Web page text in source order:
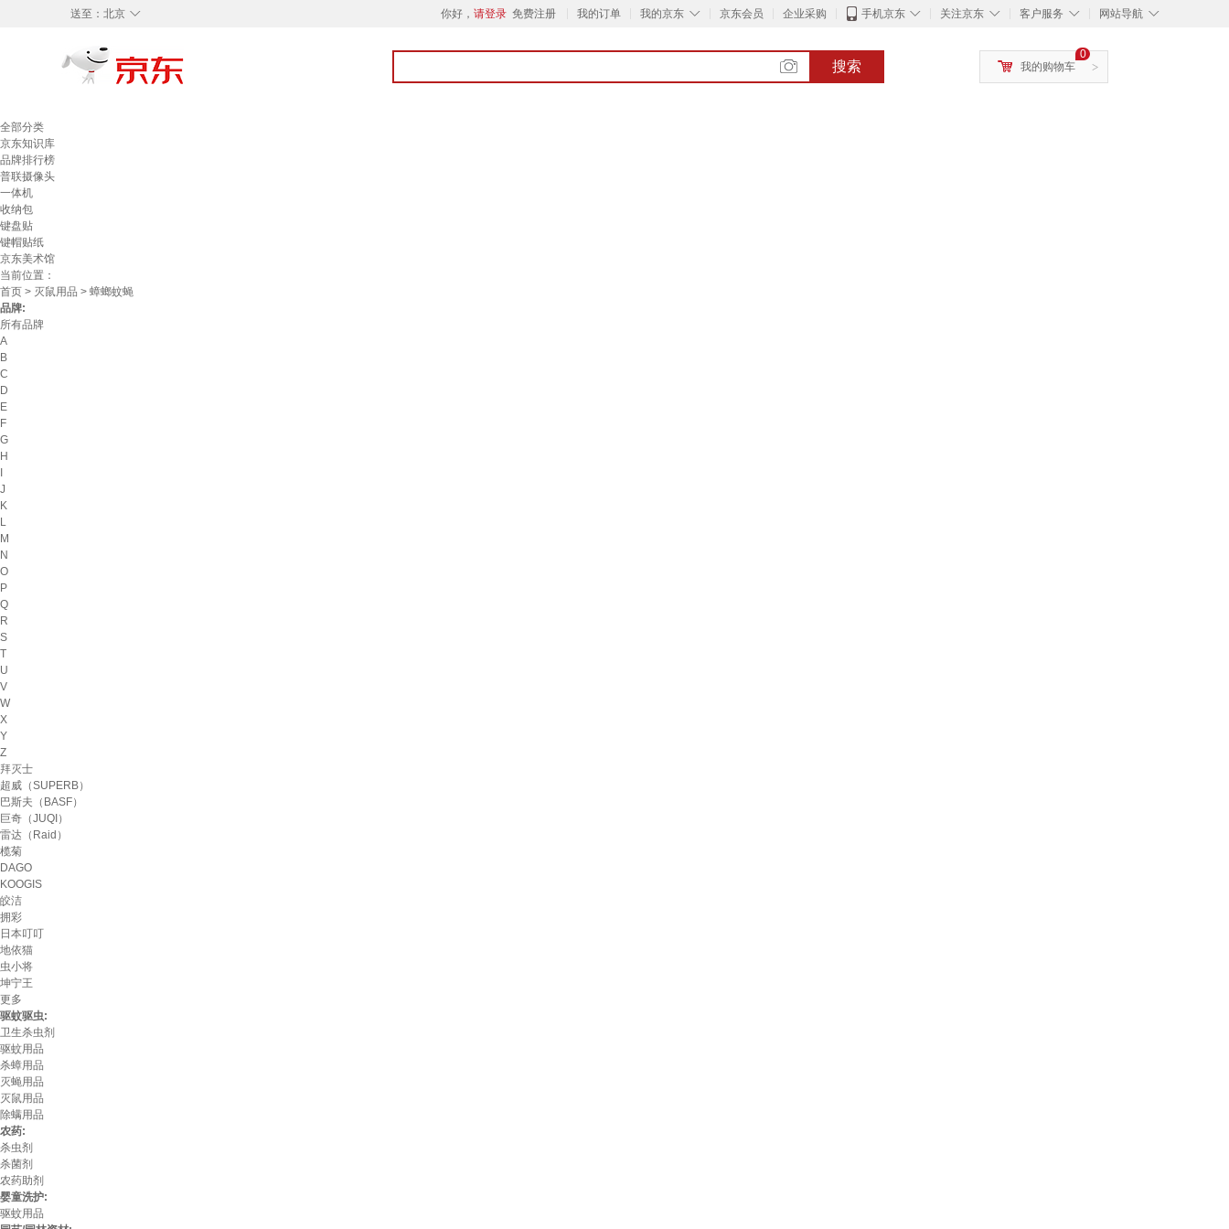
◇
送至： 北京 你好， 请登录 免费注册 我的订单 ◇
我的京东 京东会员 企业采购 ◇
手机京东 ◇
关注京东 ◇
客户服务 ◇
网站导航
搜索 >
0
我的购物车
全部分类
京东知识库
品牌排行榜
普联摄像头
一体机
收纳包
键盘贴
键帽贴纸
京东美术馆
当前位置：
首页 > 灭鼠用品 > 蟑螂蚊蝇
品牌:
所有品牌
A
B
C
D
E
F
G
H
J
K
L
M
N
O
P
Q
R
S
T
U
V
W
X
Y
Z
拜灭士
超威（SUPERB）
巴斯夫（BASF）
巨奇（JUQI）
雷达（Raid）
榄菊
DAGO
KOOGIS
皎洁
拥彩
日本叮叮
地依猫
虫小将
坤宁王
更多
驱蚊驱虫:
卫生杀虫剂
驱蚊用品
杀蟑用品
灭蝇用品
灭鼠用品
除螨用品
农药:
杀虫剂
杀菌剂
农药助剂
婴童洗护:
驱蚊用品